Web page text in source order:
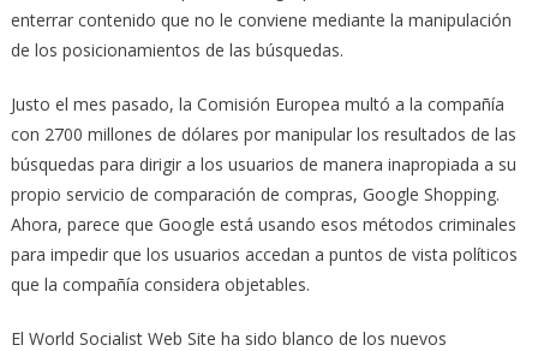
enterrar contenido que no le conviene mediante la manipulación
de los posicionamientos de las búsquedas.
Justo el mes pasado, la Comisión Europea multó a la compañía
con 2700 millones de dólares por manipular los resultados de las
búsquedas para dirigir a los usuarios de manera inapropiada a su
propio servicio de comparación de compras, Google Shopping.
Ahora, parece que Google está usando esos métodos criminales
para impedir que los usuarios accedan a puntos de vista políticos
que la compañía considera objetables.
El World Socialist Web Site ha sido blanco de los nuevos